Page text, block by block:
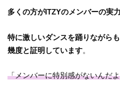
多くの方がITZYのメンバーの実
特に激しいダンスを踊りながら
幾度と証明しています。
「メンバーに特別感がないんだ